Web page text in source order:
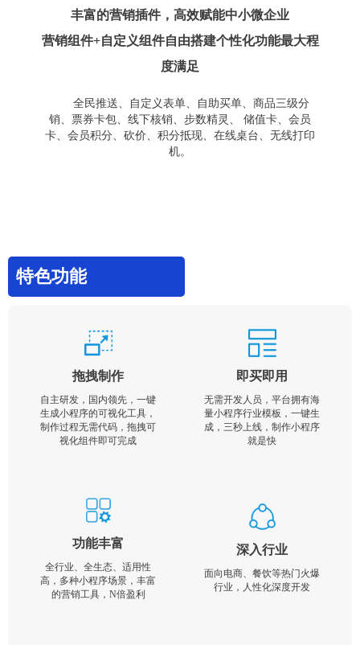
丰富的营销插件，高效赋能中小微企业
营销组件+自定义组件自由搭建个性化功能最大程
度满足
全民推送、自定义表单、自助买单、商品三级分
销、票券卡包、线下核销、步数精灵、 储值卡、会员
卡、会员积分、砍价、积分抵现、在线桌台、无线打印
机。
特色功能
拖拽制作
自主研发，国内领先，一键
生成小程序的可视化工具，
制作过程无需代码，拖拽可
视化组件即可完成
即买即用
无需开发人员，平台拥有海
量小程序行业模板，一键生
成，三秒上线，制作小程序
就是快
功能丰富
全行业、全生态、适用性
高，多种小程序场景，丰富
的营销工具，N倍盈利
深入行业
面向电商、餐饮等热门火爆
行业，人性化深度开发